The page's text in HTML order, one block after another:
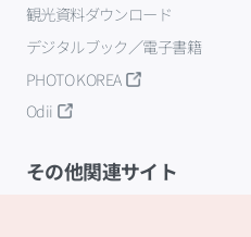
観光資料ダウンロード
デジタルブック／電子書籍
PHOTO KOREA
Odii
その他関連サイト